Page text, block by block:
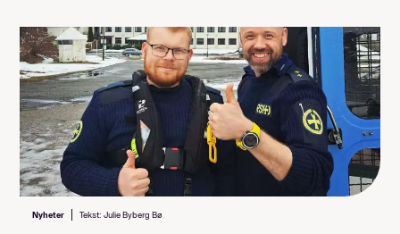
Obligatorisk: Nei
Varighet: 10 dager
Tegne, male, reise
Aktiv bo og fritid
Gap year Norway
Stipendiat
Fleks høst 26
Fleks vår 27
Internett
Vaskemaskin
Minimumspris for linja 145 000,-
Du kan legge til
(Huk av og se hvordan det påvirker prisen)
Enkeltrom
6 000,-
Nyheter Tekst: Julie Byberg Bø